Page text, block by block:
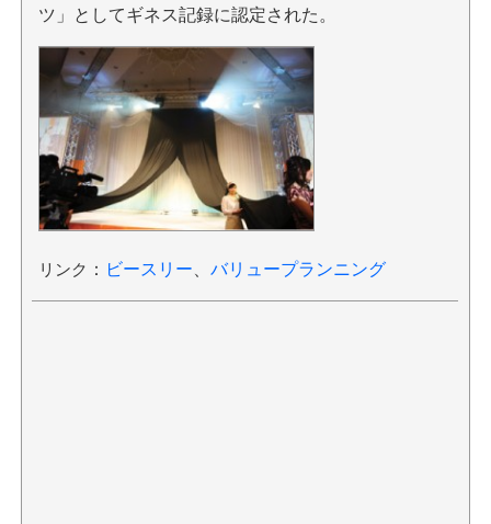
ツ」としてギネス記録に認定された。
リンク ： ビースリー、 バリュープランニング